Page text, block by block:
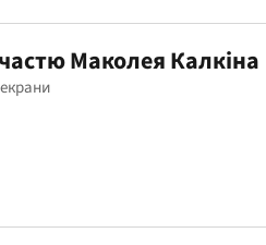
Маколея Калкіна